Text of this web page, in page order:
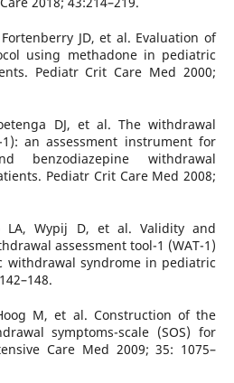
JD, et al. Evaluation of
using methadone in pediatric
Pediatr Crit Care Med 2000;
DJ, et al. The withdrawal
1): an assessment instrument for
benzodiazepine withdrawal
Pediatr Crit Care Med 2008;
LA, Wypij D, et al. Validity and
assessment tool-1 (WAT-1)
syndrome in pediatric
M, et al. Construction of the
symptoms-scale (SOS) for
Care Med 2009; 35: 1075–